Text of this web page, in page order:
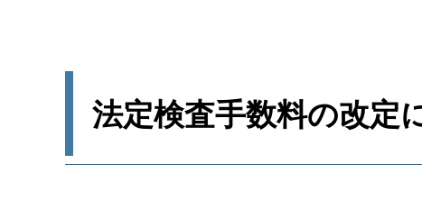
法定検査手数料の改定